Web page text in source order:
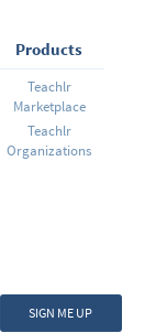
Products
Teachlr
Marketplace
Teachlr
Organizations
SIGN ME UP